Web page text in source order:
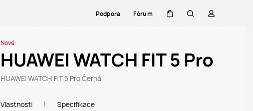
Podpora Fórum
Nové
HUAWEI WATCH FIT 5 Pro
HUAWEI WATCH FIT 5 Pro Černá
Vlastnosti Specifikace